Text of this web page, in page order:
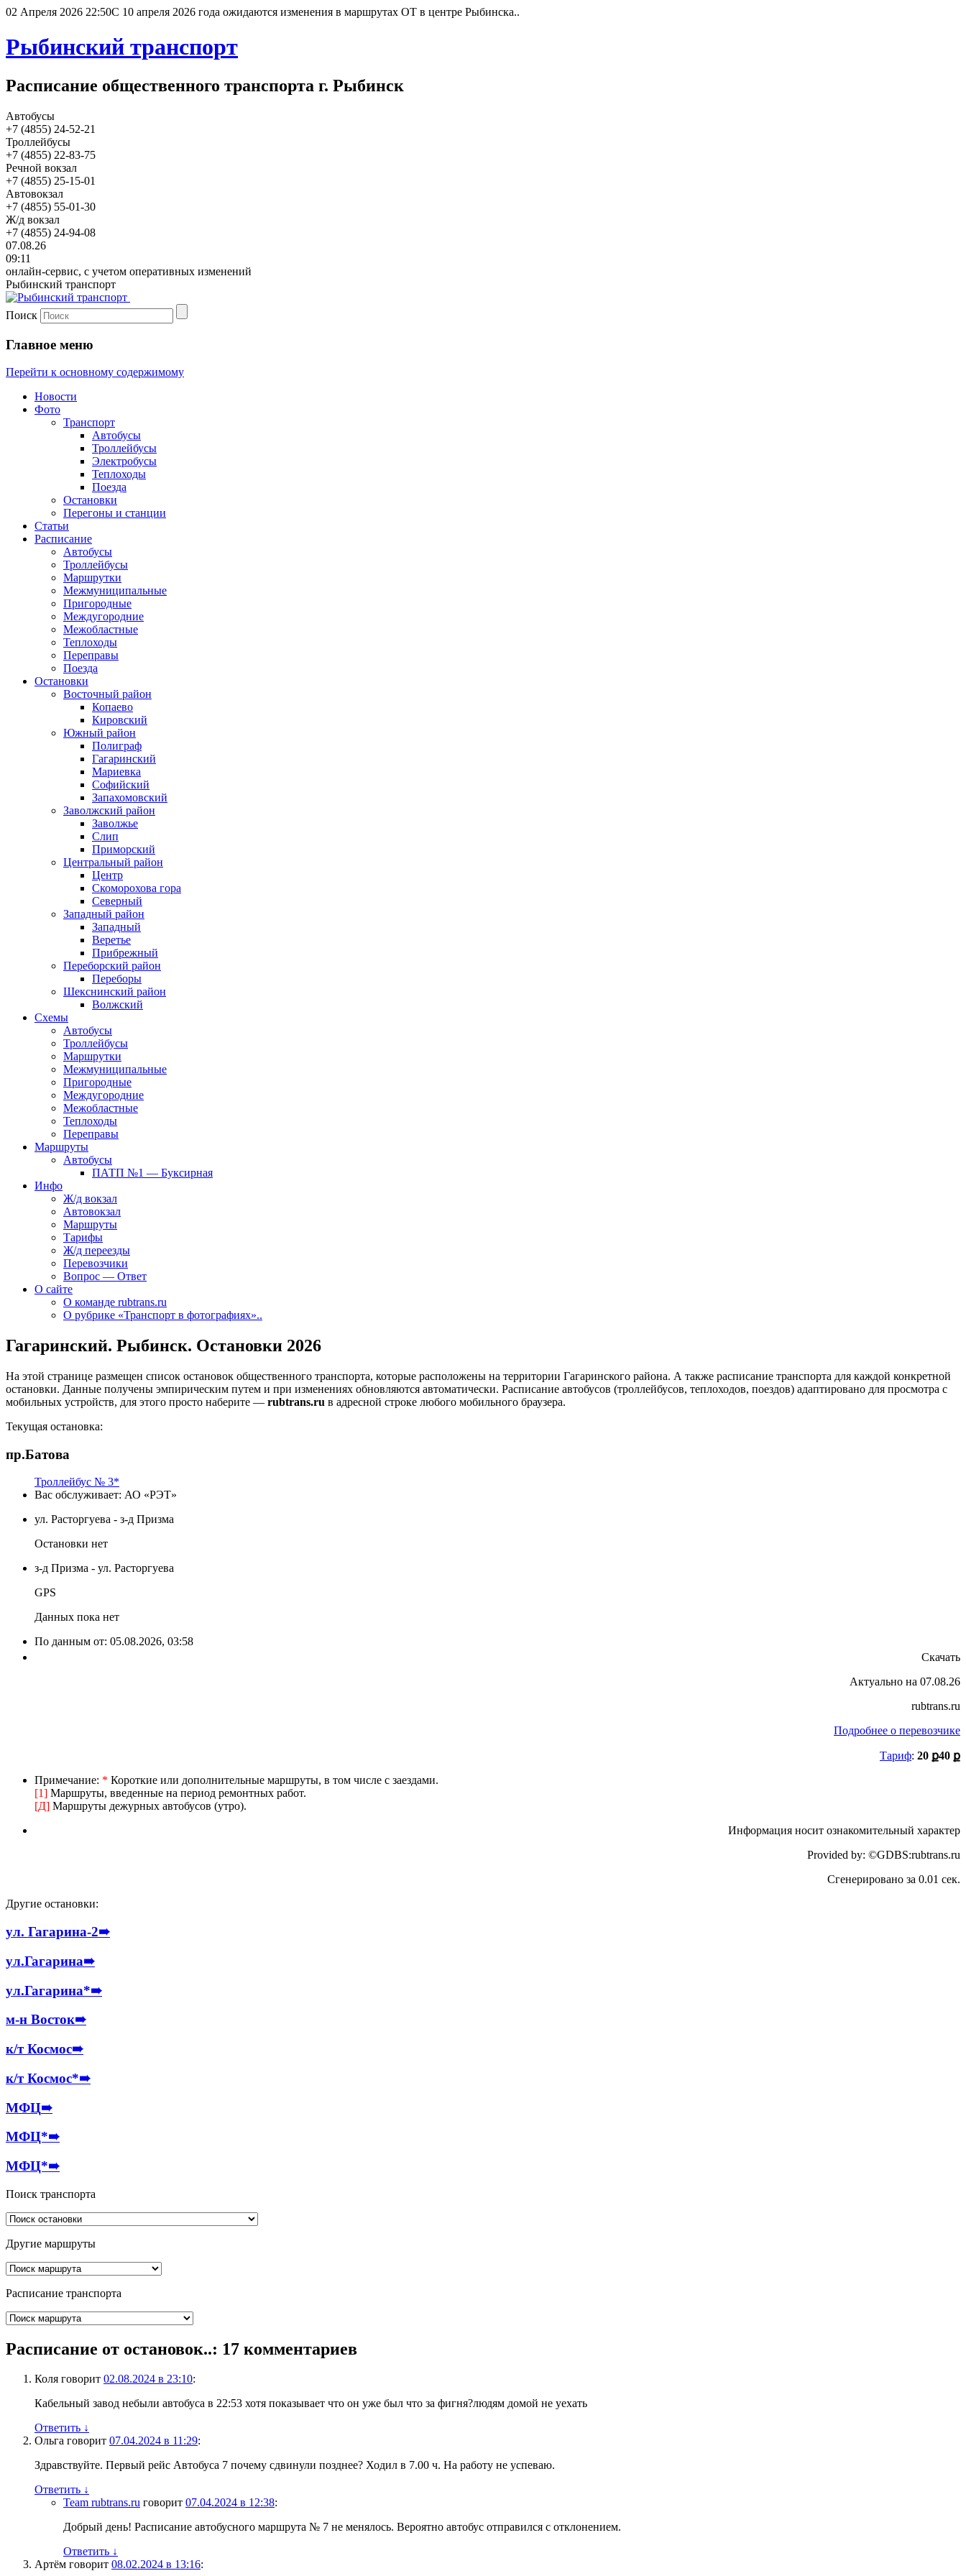
02 Апреля 2026 22:50С 10 апреля 2026 года ожидаются изменения в маршрутах ОТ в центре Рыбинска..
Рыбинский транспорт
Расписание общественного транспорта г. Рыбинск
Автобусы
+7 (4855) 24-52-21
Троллейбусы
+7 (4855) 22-83-75
Речной вокзал
+7 (4855) 25-15-01
Автовокзал
+7 (4855) 55-01-30
Ж/д вокзал
+7 (4855) 24-94-08
07.08.26
09:11
онлайн-сервис, с учетом оперативных изменений
Рыбинский транспорт
Поиск
Главное меню
Перейти к основному содержимому
Новости
Фото
Транспорт
Автобусы
Троллейбусы
Электробусы
Теплоходы
Поезда
Остановки
Перегоны и станции
Статьи
Расписание
Автобусы
Троллейбусы
Маршрутки
Межмуниципальные
Пригородные
Междугородние
Межобластные
Теплоходы
Переправы
Поезда
Остановки
Восточный район
Копаево
Кировский
Южный район
Полиграф
Гагаринский
Мариевка
Софийский
Запахомовский
Заволжский район
Заволжье
Слип
Приморский
Центральный район
Центр
Скоморохова гора
Северный
Западный район
Западный
Веретье
Прибрежный
Переборский район
Переборы
Шекснинский район
Волжский
Схемы
Автобусы
Троллейбусы
Маршрутки
Межмуниципальные
Пригородные
Междугородние
Межобластные
Теплоходы
Переправы
Маршруты
Автобусы
ПАТП №1 — Буксирная
Инфо
Ж/д вокзал
Автовокзал
Маршруты
Тарифы
Ж/д переезды
Перевозчики
Вопрос — Ответ
О сайте
О команде rubtrans.ru
О рубрике «Транспорт в фотографиях»..
Гагаринский. Рыбинск. Остановки 2026
На этой странице размещен список остановок общественного транспорта, которые расположены на территории Гагаринского района. А также расписание транспорта для каждой конкретной
остановки. Данные получены эмпирическим путем и при изменениях обновляются автоматически. Расписание автобусов (троллейбусов, теплоходов, поездов) адаптировано для просмотра с
мобильных устройств, для этого просто наберите — rubtrans.ru в адресной строке любого мобильного браузера.
Текущая остановка:
пр.Батова
Троллейбус № 3*
Вас обслуживает: АО «РЭТ»
ул. Расторгуева - з-д Призма
Остановки нет
з-д Призма - ул. Расторгуева
GPS
Данных пока нет
По данным от: 05.08.2026, 03:58
Скачать
Актуально на 07.08.26
rubtrans.ru
Подробнее о перевозчике
Тариф: 20 ք40 ք
Примечание: * Короткие или дополнительные маршруты, в том числе с заездами.
[1] Маршруты, введенные на период ремонтных работ.
[Д] Маршруты дежурных автобусов (утро).
Информация носит ознакомительный характер
Provided by: ©GDBS:rubtrans.ru
Сгенерировано за 0.01 сек.
Другие остановки:
ул. Гагарина-2➠
ул.Гагарина➠
ул.Гагарина*➠
м-н Восток➠
к/т Космос➠
к/т Космос*➠
МФЦ➠
МФЦ*➠
МФЦ*➠
Поиск транспорта
Другие маршруты
Расписание транспорта
Расписание от остановок..: 17 комментариев
Коля говорит 02.08.2024 в 23:10:
Кабельный завод небыли автобуса в 22:53 хотя показывает что он уже был что за фигня?людям домой не уехать
Ответить ↓
Ольга говорит 07.04.2024 в 11:29:
Здравствуйте. Первый рейс Автобуса 7 почему сдвинули позднее? Ходил в 7.00 ч. На работу не успеваю.
Ответить ↓
Team rubtrans.ru говорит 07.04.2024 в 12:38:
Добрый день! Расписание автобусного маршрута № 7 не менялось. Вероятно автобус отправился с отклонением.
Ответить ↓
Артём говорит 08.02.2024 в 13:16: